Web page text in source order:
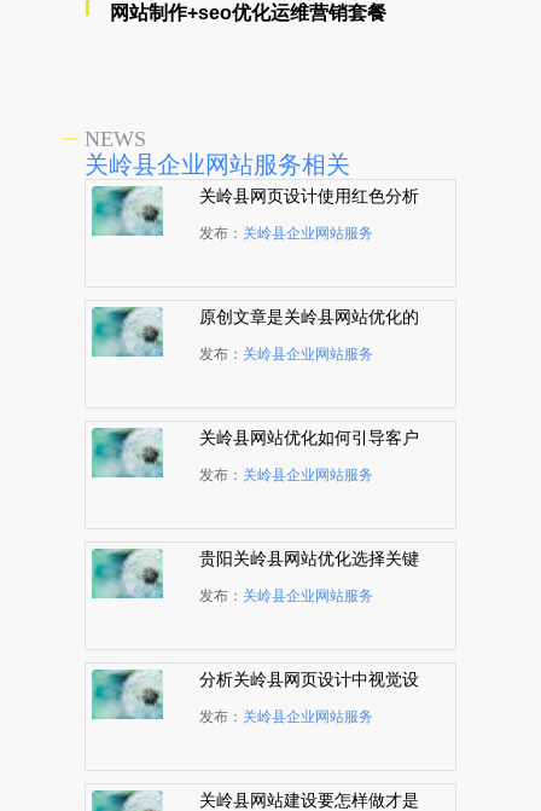
网站制作+seo优化运维营销套餐
NEWS
关岭县企业网站服务相关
关岭县网页设计使用红色分析
发布： 关岭县企业网站服务
原创文章是关岭县网站优化的
发布： 关岭县企业网站服务
关岭县网站优化如何引导客户
发布： 关岭县企业网站服务
贵阳关岭县网站优化选择关键
发布： 关岭县企业网站服务
分析关岭县网页设计中视觉设
发布： 关岭县企业网站服务
关岭县网站建设要怎样做才是